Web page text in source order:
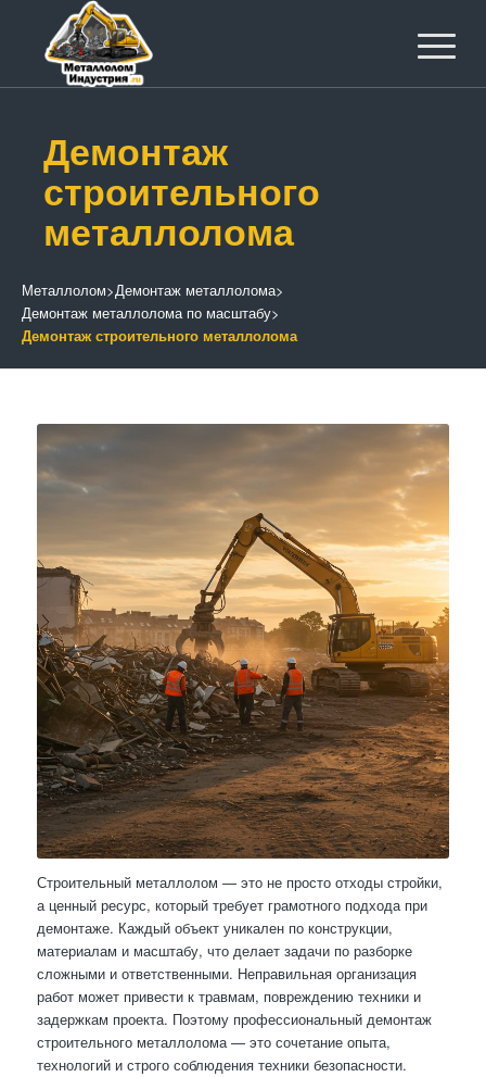
Демонтаж
строительного
металлолома
Металлолом>Демонтаж металлолома>
Демонтаж металлолома по масштабу>
Демонтаж строительного металлолома
Строительный металлолом — это не просто отходы стройки,
а ценный ресурс, который требует грамотного подхода при
демонтаже. Каждый объект уникален по конструкции,
материалам и масштабу, что делает задачи по разборке
сложными и ответственными. Неправильная организация
работ может привести к травмам, повреждению техники и
задержкам проекта. Поэтому профессиональный демонтаж
строительного металлолома — это сочетание опыта,
технологий и строго соблюдения техники безопасности.